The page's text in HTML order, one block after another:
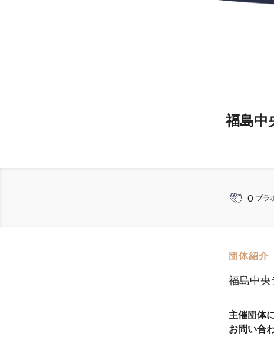
福島中
0 ブラ
団体紹介
福島中央
主催団体
お問い合